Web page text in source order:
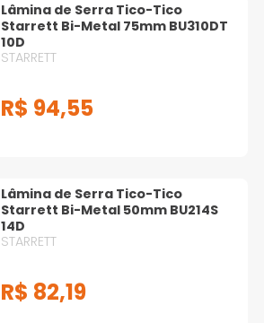
Lâmina de Serra Tico-Tico
Starrett Bi-Metal 75mm BU310DT
10D
STARRETT
R$ 94,55
Lâmina de Serra Tico-Tico
Starrett Bi-Metal 50mm BU214S
14D
STARRETT
R$ 82,19